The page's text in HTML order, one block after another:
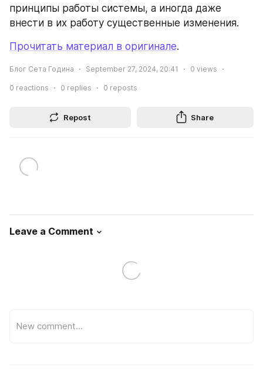
принципы работы системы, а иногда даже
внести в их работу существенные изменения.
Прочитать материал в оригинале.
Блог Сета Година September 27, 2024, 20:41 0 views
0 reactions 0 replies 0 reposts
Repost Share
Leave a Comment